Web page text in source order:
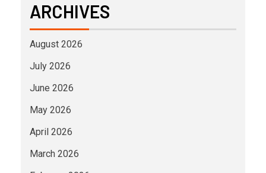
ARCHIVES
August 2026
July 2026
June 2026
May 2026
April 2026
March 2026